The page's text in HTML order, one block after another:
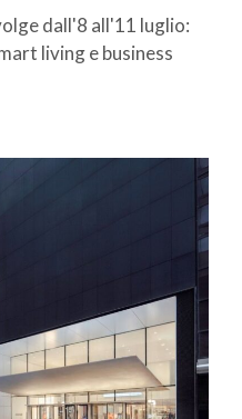
dall'8 all'11 luglio:
living e business